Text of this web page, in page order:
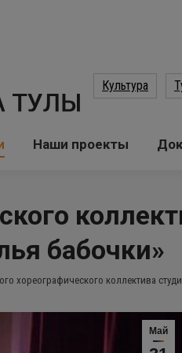
Культура
Наши проекты
бабочки»
хореографического коллектива
Май